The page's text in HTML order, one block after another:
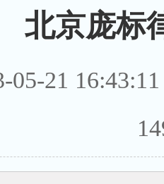
北京庞标
05-21
1